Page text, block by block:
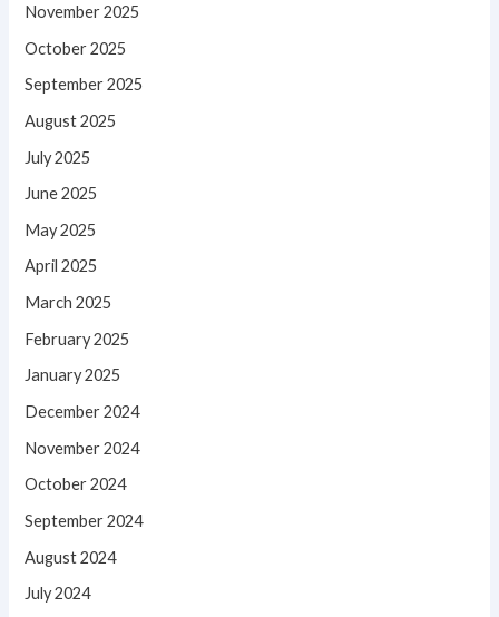
November 2025
October 2025
September 2025
August 2025
July 2025
June 2025
May 2025
April 2025
March 2025
February 2025
January 2025
December 2024
November 2024
October 2024
September 2024
August 2024
July 2024